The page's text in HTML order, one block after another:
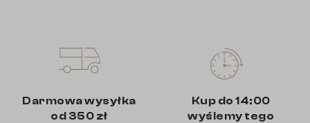
Darmowa wysyłka
od 350 zł
Kup do 14:00
wyślemy tego